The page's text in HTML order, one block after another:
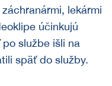
lekármi
účinkujú
službe išli na
späť do služby.